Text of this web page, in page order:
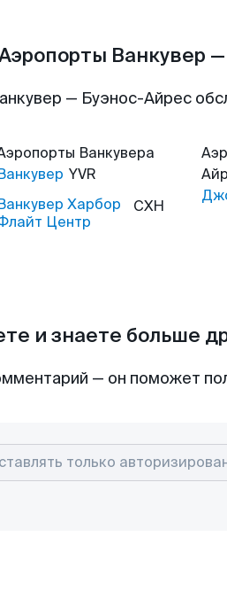
Ванкувер
— Буэнос-Айрес
Ванкувера
YVR
Харбор
Центр
CXH
и знаете больше
— он поможет